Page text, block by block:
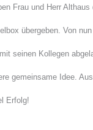
Frau und Herr
übergeben. Von
seinen Kollegen
gemeinsame Idee.
Erfolg!